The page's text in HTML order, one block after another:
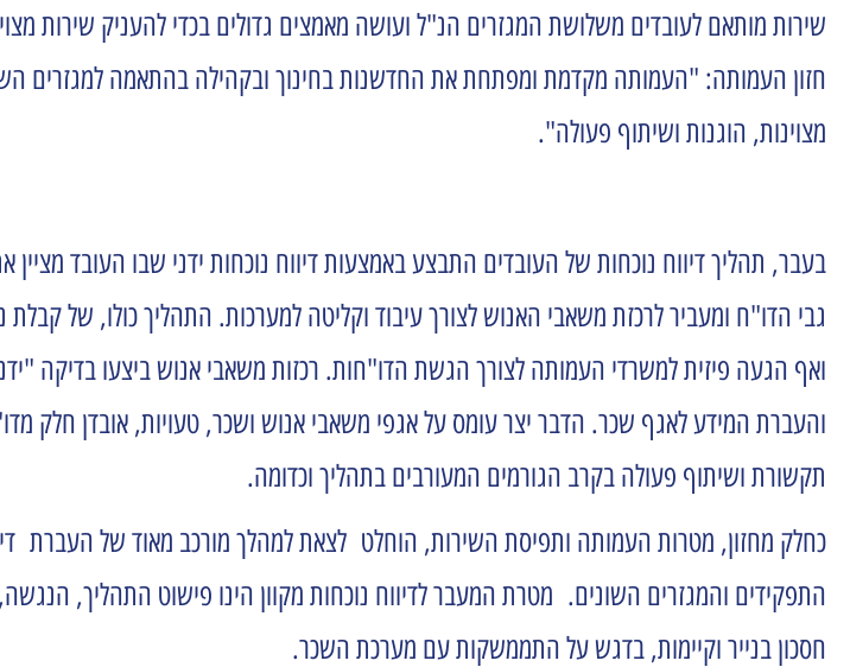
שירות מותאם לעובדים משלושת המגזרים הנ"ל ועושה מאמצים גדולים בכדי להעניק שירות
חזון העמותה: "העמותה מקדמת ומפתחת את החדשנות בחינוך ובקהילה בהתאמה למגזרים
מצוינות, הוגנות ושיתוף פעולה".
בעבר, תהליך דיווח נוכחות של העובדים התבצע באמצעות דיווח נוכחות ידני שבו העובד
גבי הדו"ח ומעביר לרכזת משאבי האנוש לצורך עיבוד וקליטה למערכות. התהליך כולו, של
ואף הגעה פיזית למשרדי העמותה לצורך הגשת הדו"חות. רכזות משאבי אנוש ביצעו בדיקה
והעברת המידע לאגף שכר. הדבר יצר עומס על אגפי משאבי אנוש ושכר, טעויות, אובדן חלק
תקשורת ושיתוף פעולה בקרב הגורמים המעורבים בתהליך וכדומה.
כחלק מחזון, מטרות העמותה ותפיסת השירות, הוחלט לצאת למהלך מורכב מאוד של העברת
התפקידים והמגזרים השונים. מטרת המעבר לדיווח נוכחות מקוון הינו פישוט התהליך,
חסכון בנייר וקיימות, בדגש על התממשקות עם מערכת השכר.